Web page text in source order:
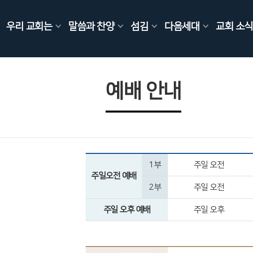
우리 교회는 말씀과 찬양 섬김 다음세대 교회 소식
예배 안내
주일오전 예배
1부 주일 오전
2부 주일 오전
주일 오후 예배 주일 오후